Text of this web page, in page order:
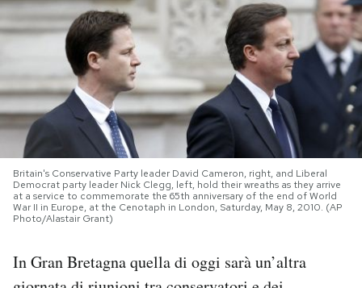
Economia
Sport
Altrecose
Mondiali calcio 2026
PODCAST
I MIEI PREFERITI
SHOP
Britain's Conservative Party leader David Cameron, right, and Liberal
Democrat party leader Nick Clegg, left, hold their wreaths as they arrive
at a service to commemorate the 65th anniversary of the end of World
War II in Europe, at the Cenotaph in London, Saturday, May 8, 2010. (AP
Photo/Alastair Grant)
In Gran Bretagna quella di oggi sarà un’altra